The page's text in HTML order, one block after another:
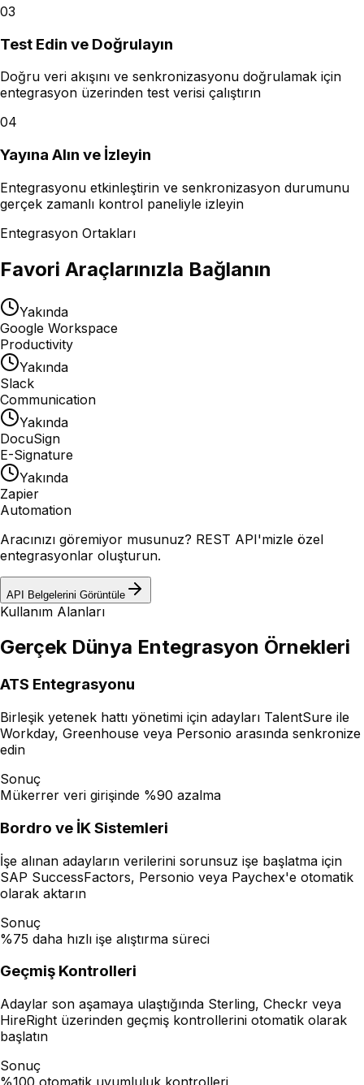
03
Test Edin ve Doğrulayın
Doğru veri akışını ve senkronizasyonu doğrulamak için
entegrasyon üzerinden test verisi çalıştırın
04
Yayına Alın ve İzleyin
Entegrasyonu etkinleştirin ve senkronizasyon durumunu
gerçek zamanlı kontrol paneliyle izleyin
Entegrasyon Ortakları
Favori Araçlarınızla Bağlanın
Yakında
Google Workspace
Productivity
Yakında
Slack
Communication
Yakında
DocuSign
E-Signature
Yakında
Zapier
Automation
Aracınızı göremiyor musunuz? REST API'mizle özel
entegrasyonlar oluşturun.
API Belgelerini Görüntüle
Kullanım Alanları
Gerçek Dünya Entegrasyon Örnekleri
ATS Entegrasyonu
Birleşik yetenek hattı yönetimi için adayları TalentSure ile
Workday, Greenhouse veya Personio arasında senkronize
edin
Sonuç
Mükerrer veri girişinde %90 azalma
Bordro ve İK Sistemleri
İşe alınan adayların verilerini sorunsuz işe başlatma için
SAP SuccessFactors, Personio veya Paychex'e otomatik
olarak aktarın
Sonuç
%75 daha hızlı işe alıştırma süreci
Geçmiş Kontrolleri
Adaylar son aşamaya ulaştığında Sterling, Checkr veya
HireRight üzerinden geçmiş kontrollerini otomatik olarak
başlatın
Sonuç
%100 otomatik uyumluluk kontrolleri